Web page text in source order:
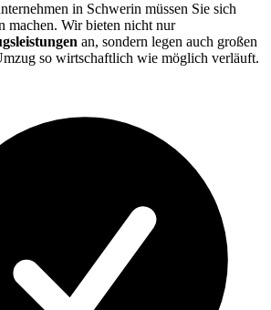
in Schwerin müssen Sie sich
machen. Wir bieten nicht nur
an, sondern legen auch großen
so wirtschaftlich wie möglich verläuft.